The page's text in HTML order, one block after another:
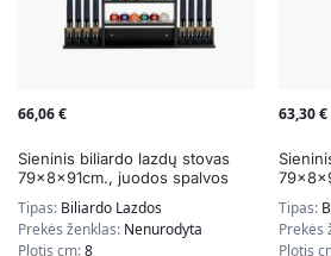
66,06€
Sieninis biliardo lazdų stovas
79x8x91cm., juodos spalvos
Tipas: Biliardo Lazdos
Prekės ženklas: Nenurodyta
Plotis cm:8
63,30€
Tipas:
Prekės
Plotis